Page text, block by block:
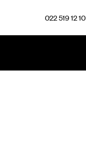
022 519 12 10